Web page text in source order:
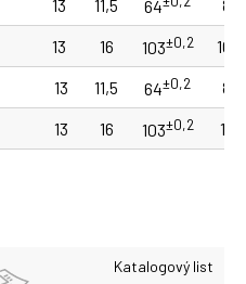
13 11,5 64
85
13 16 103±0,2
105
13 11,5 64±0,2
85
13 16 103±0,2 105
Katalogový list